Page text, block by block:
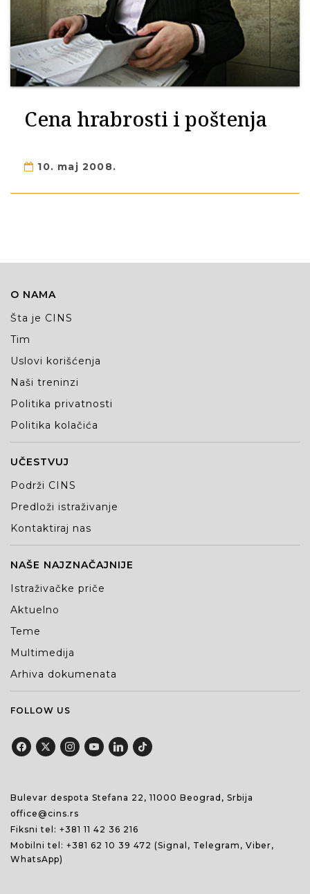
Cena hrabrosti i poštenja
10. maj 2008.
O NAMA
Šta je CINS
Tim
Uslovi korišćenja
Naši treninzi
Politika privatnosti
Politika kolačića
UČESTVUJ
Podrži CINS
Predloži istraživanje
Kontaktiraj nas
NAŠE NAJZNAČAJNIJE
Istraživačke priče
Aktuelno
Teme
Multimedija
Arhiva dokumenata
FOLLOW US
Bulevar despota Stefana 22, 11000 Beograd, Srbija
office@cins.rs
Fiksni tel: +381 11 42 36 216
Mobilni tel: +381 62 10 39 472 (Signal, Telegram, Viber,
WhatsApp)